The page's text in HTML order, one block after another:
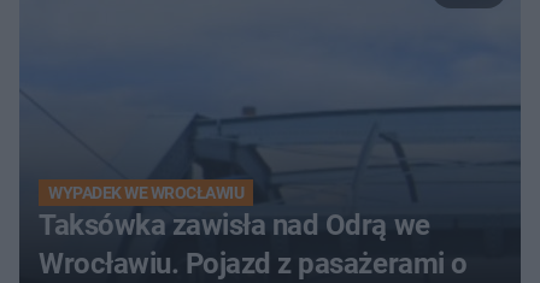
WYPADEK WE WROCŁAWIU
Taksówka zawisła nad Odrą we
Wrocławiu. Pojazd z pasażerami o